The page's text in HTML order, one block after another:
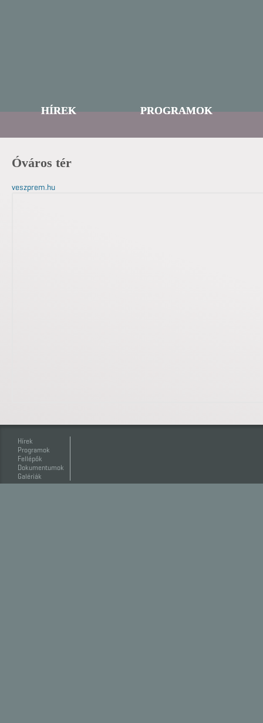
HÍREK PROGRAMOK
Óváros tér
veszprem.hu
Hírek
Programok
Fellépők
Dokumentumok
Galériák